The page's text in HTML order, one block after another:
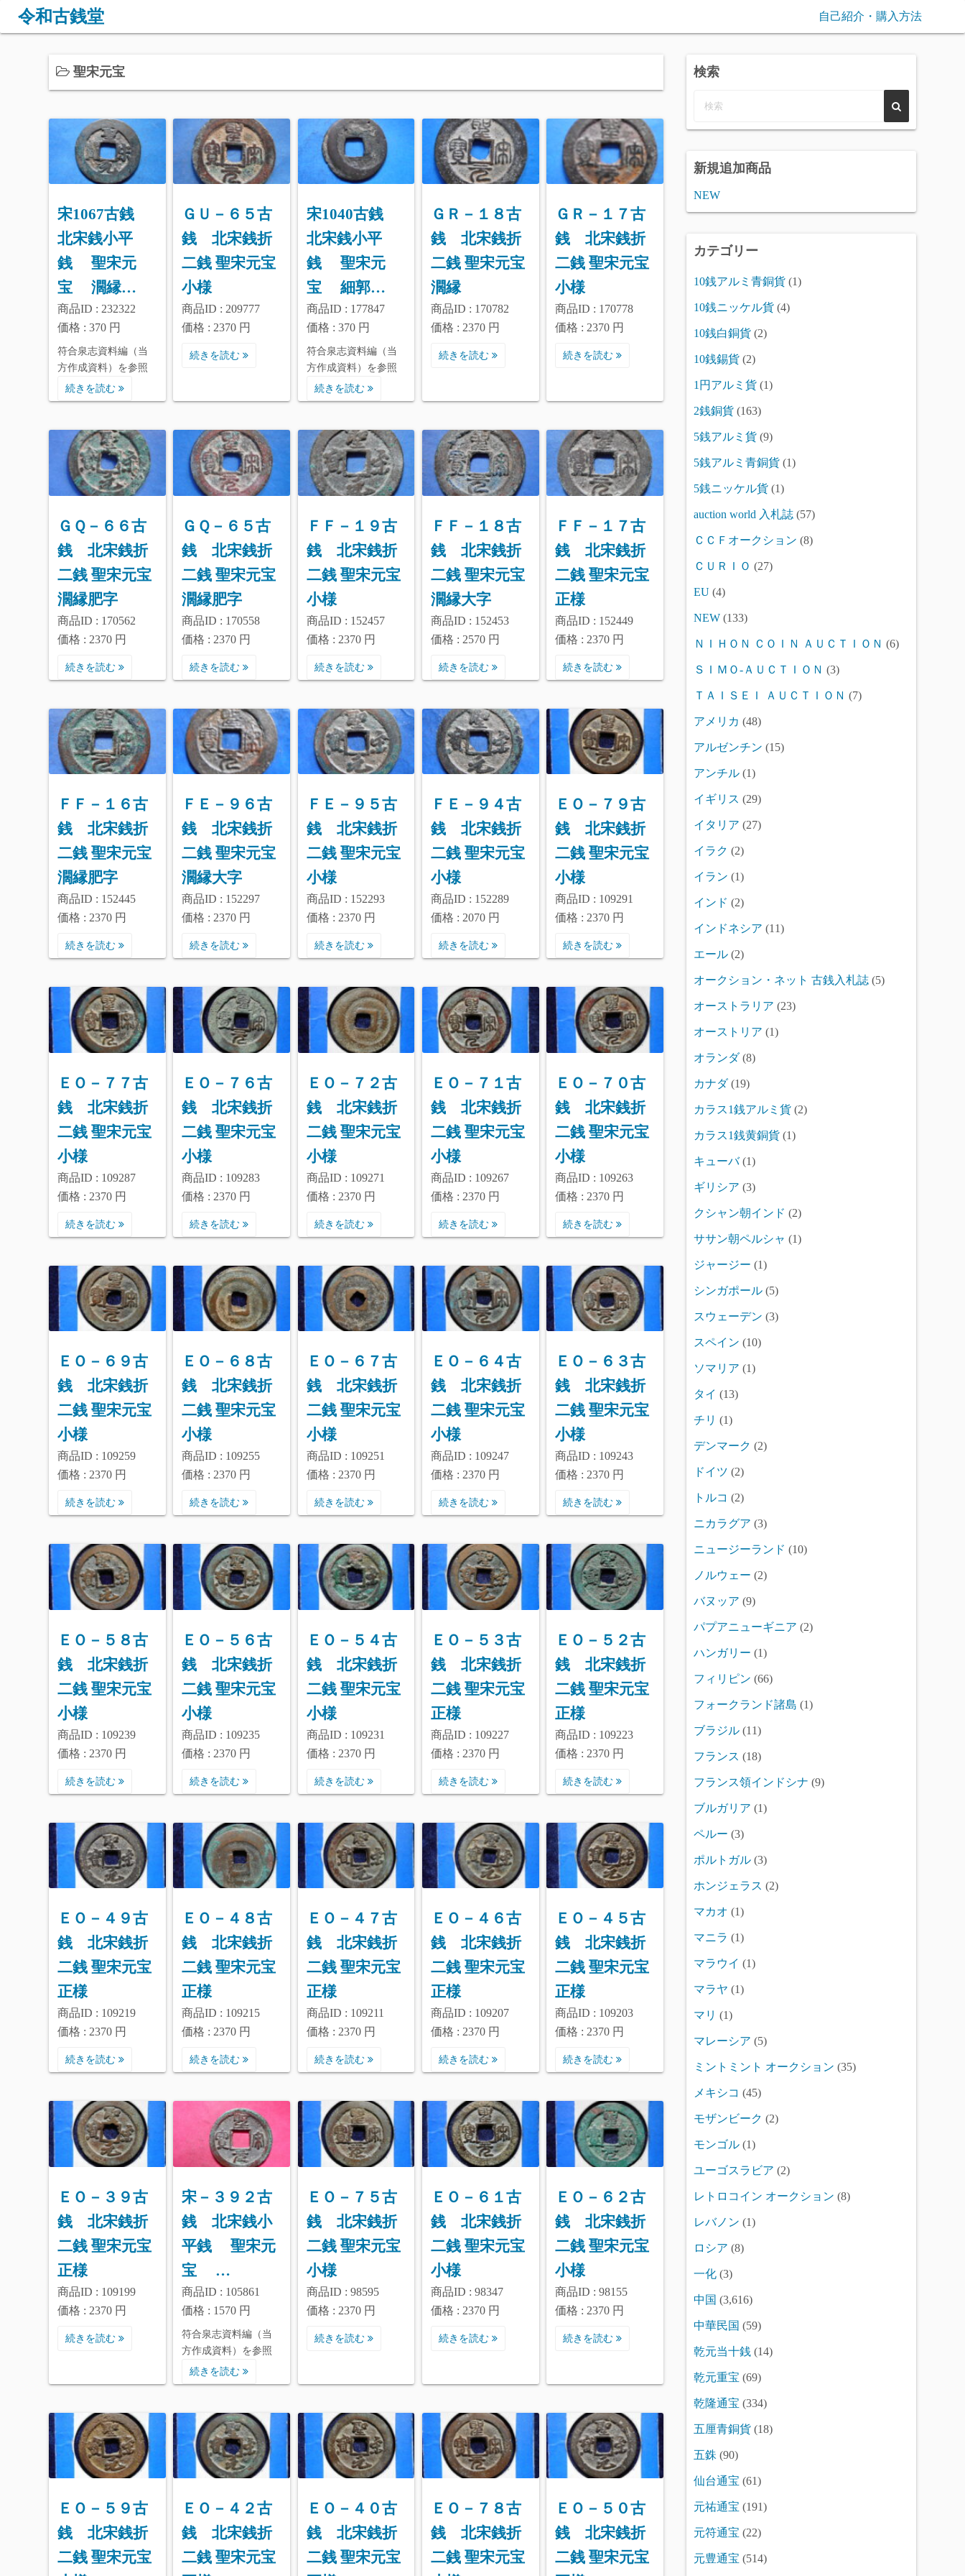
令和古銭堂 自己紹介・購入方法
聖宋元宝
宋1067古銭
北宋銭小平
銭 聖宋元
宝 濶縁…
商品ID : 232322
価格 : 370 円
符合泉志資料編（当
方作成資料）を参照
続きを読む
ＧＵ－６５古
銭 北宋銭折
二銭 聖宋元宝
小様
商品ID : 209777
価格 : 2370 円
続きを読む
宋1040古銭
北宋銭小平
銭 聖宋元
宝 細郭…
商品ID : 177847
価格 : 370 円
符合泉志資料編（当
方作成資料）を参照
続きを読む
ＧＲ－１８古
銭 北宋銭折
二銭 聖宋元宝
濶縁
商品ID : 170782
価格 : 2370 円
続きを読む
ＧＲ－１７古
銭 北宋銭折
二銭 聖宋元宝
小様
商品ID : 170778
価格 : 2370 円
続きを読む
ＧＱ－６６古
銭 北宋銭折
二銭 聖宋元宝
濶縁肥字
商品ID : 170562
価格 : 2370 円
続きを読む
ＧＱ－６５古
銭 北宋銭折
二銭 聖宋元宝
濶縁肥字
商品ID : 170558
価格 : 2370 円
続きを読む
ＦＦ－１９古
銭 北宋銭折
二銭 聖宋元宝
小様
商品ID : 152457
価格 : 2370 円
続きを読む
ＦＦ－１８古
銭 北宋銭折
二銭 聖宋元宝
濶縁大字
商品ID : 152453
価格 : 2570 円
続きを読む
ＦＦ－１７古
銭 北宋銭折
二銭 聖宋元宝
正様
商品ID : 152449
価格 : 2370 円
続きを読む
ＦＦ－１６古
銭 北宋銭折
二銭 聖宋元宝
濶縁肥字
商品ID : 152445
価格 : 2370 円
続きを読む
ＦＥ－９６古
銭 北宋銭折
二銭 聖宋元宝
濶縁大字
商品ID : 152297
価格 : 2370 円
続きを読む
ＦＥ－９５古
銭 北宋銭折
二銭 聖宋元宝
小様
商品ID : 152293
価格 : 2370 円
続きを読む
ＦＥ－９４古
銭 北宋銭折
二銭 聖宋元宝
小様
商品ID : 152289
価格 : 2070 円
続きを読む
ＥＯ－７９古
銭 北宋銭折
二銭 聖宋元宝
小様
商品ID : 109291
価格 : 2370 円
続きを読む
ＥＯ－７７古
銭 北宋銭折
二銭 聖宋元宝
小様
商品ID : 109287
価格 : 2370 円
続きを読む
ＥＯ－７６古
銭 北宋銭折
二銭 聖宋元宝
小様
商品ID : 109283
価格 : 2370 円
続きを読む
ＥＯ－７２古
銭 北宋銭折
二銭 聖宋元宝
小様
商品ID : 109271
価格 : 2370 円
続きを読む
ＥＯ－７１古
銭 北宋銭折
二銭 聖宋元宝
小様
商品ID : 109267
価格 : 2370 円
続きを読む
ＥＯ－７０古
銭 北宋銭折
二銭 聖宋元宝
小様
商品ID : 109263
価格 : 2370 円
続きを読む
ＥＯ－６９古
銭 北宋銭折
二銭 聖宋元宝
小様
商品ID : 109259
価格 : 2370 円
続きを読む
ＥＯ－６８古
銭 北宋銭折
二銭 聖宋元宝
小様
商品ID : 109255
価格 : 2370 円
続きを読む
ＥＯ－６７古
銭 北宋銭折
二銭 聖宋元宝
小様
商品ID : 109251
価格 : 2370 円
続きを読む
ＥＯ－６４古
銭 北宋銭折
二銭 聖宋元宝
小様
商品ID : 109247
価格 : 2370 円
続きを読む
ＥＯ－６３古
銭 北宋銭折
二銭 聖宋元宝
小様
商品ID : 109243
価格 : 2370 円
続きを読む
ＥＯ－５８古
銭 北宋銭折
二銭 聖宋元宝
小様
商品ID : 109239
価格 : 2370 円
続きを読む
ＥＯ－５６古
銭 北宋銭折
二銭 聖宋元宝
小様
商品ID : 109235
価格 : 2370 円
続きを読む
ＥＯ－５４古
銭 北宋銭折
二銭 聖宋元宝
小様
商品ID : 109231
価格 : 2370 円
続きを読む
ＥＯ－５３古
銭 北宋銭折
二銭 聖宋元宝
正様
商品ID : 109227
価格 : 2370 円
続きを読む
ＥＯ－５２古
銭 北宋銭折
二銭 聖宋元宝
正様
商品ID : 109223
価格 : 2370 円
続きを読む
ＥＯ－４９古
銭 北宋銭折
二銭 聖宋元宝
正様
商品ID : 109219
価格 : 2370 円
続きを読む
ＥＯ－４８古
銭 北宋銭折
二銭 聖宋元宝
正様
商品ID : 109215
価格 : 2370 円
続きを読む
ＥＯ－４７古
銭 北宋銭折
二銭 聖宋元宝
正様
商品ID : 109211
価格 : 2370 円
続きを読む
ＥＯ－４６古
銭 北宋銭折
二銭 聖宋元宝
正様
商品ID : 109207
価格 : 2370 円
続きを読む
ＥＯ－４５古
銭 北宋銭折
二銭 聖宋元宝
正様
商品ID : 109203
価格 : 2370 円
続きを読む
ＥＯ－３９古
銭 北宋銭折
二銭 聖宋元宝
正様
商品ID : 109199
価格 : 2370 円
続きを読む
宋－３９２古
銭 北宋銭小
平銭 聖宋元
宝 …
商品ID : 105861
価格 : 1570 円
符合泉志資料編（当
方作成資料）を参照
続きを読む
ＥＯ－７５古
銭 北宋銭折
二銭 聖宋元宝
小様
商品ID : 98595
価格 : 2370 円
続きを読む
ＥＯ－６１古
銭 北宋銭折
二銭 聖宋元宝
小様
商品ID : 98347
価格 : 2370 円
続きを読む
ＥＯ－６２古
銭 北宋銭折
二銭 聖宋元宝
小様
商品ID : 98155
価格 : 2370 円
続きを読む
ＥＯ－５９古
銭 北宋銭折
二銭 聖宋元宝
ＥＯ－４２古
銭 北宋銭折
二銭 聖宋元宝
ＥＯ－４０古
銭 北宋銭折
二銭 聖宋元宝
ＥＯ－７８古
銭 北宋銭折
二銭 聖宋元宝
ＥＯ－５０古
銭 北宋銭折
二銭 聖宋元宝
検索
新規追加商品
NEW
カテゴリー
10銭アルミ青銅貨 (1)
10銭ニッケル貨 (4)
10銭白銅貨 (2)
10銭錫貨 (2)
1円アルミ貨 (1)
2銭銅貨 (163)
5銭アルミ貨 (9)
5銭アルミ青銅貨 (1)
5銭ニッケル貨 (1)
auction world 入札誌 (57)
ＣＣＦオークション (8)
ＣＵＲＩＯ (27)
EU (4)
NEW (133)
ＮＩＨＯＮ ＣＯＩＮ ＡＵＣＴＩＯＮ (6)
ＳＩＭＯ-ＡＵＣＴＩＯＮ (3)
ＴＡＩＳＥＩ ＡＵＣＴＩＯＮ (7)
アメリカ (48)
アルゼンチン (15)
アンチル (1)
イギリス (29)
イタリア (27)
イラク (2)
イラン (1)
インド (2)
インドネシア (11)
エール (2)
オークション・ネット 古銭入札誌 (5)
オーストラリア (23)
オーストリア (1)
オランダ(8)
カナダ(19)
カラス1銭アルミ貨 (2)
カラス1銭黄銅貨 (1)
キューバ(1)
ギリシア (3)
クシャン朝インド (2)
ササン朝ペルシャ (1)
ジャージー (1)
シンガポール (5)
スウェーデン (3)
スペイン (10)
ソマリア (1)
タイ (13)
チリ (1)
デンマーク (2)
ドイツ (2)
トルコ (2)
ニカラグア (3)
ニュージーランド (10)
ノルウェー (2)
バヌッア (9)
パプアニューギニア (2)
ハンガリー (1)
フィリピン (66)
フォークランド諸島 (1)
ブラジル (11)
フランス (18)
フランス領インドシナ (9)
ブルガリア (1)
ペルー (3)
ポルトガル (3)
ホンジェラス (2)
マカオ (1)
マニラ (1)
マラウイ (1)
マラヤ (1)
マリ (1)
マレーシア (5)
ミントミント オークション (35)
メキシコ (45)
モザンビーク (2)
モンゴル (1)
ユーゴスラビア (2)
レトロコイン オークション (8)
レバノン (1)
ロシア (8)
一化 (3)
中国 (3,616)
中華民国 (59)
乾元当十銭 (14)
乾元重宝 (69)
乾隆通宝 (334)
五厘青銅貨 (18)
五銖 (90)
仙台通宝 (61)
元祐通宝 (191)
元符通宝 (22)
元豊通宝 (514)